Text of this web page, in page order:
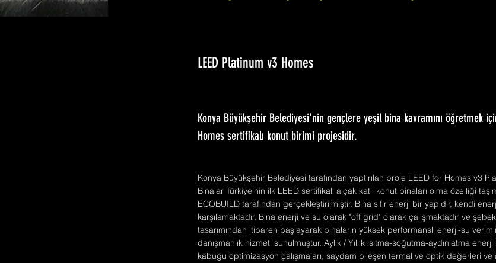
LEED Platinum v3 Homes
Konya Büyükşehir Belediyesi'nin gençlere yeşil bina kavramını öğretmek
Homes sertifikalı konut birimi projesidir.
Konya Büyükşehir Belediyesi tarafından yaptırılan proje LEED for Homes v3
Binalar Türkiye’nin ilk LEED sertifikalı alçak katlı konut binaları olma özelliği
ECOBUILD tarafından gerçekleştirilmiştir. Bina sıfır enerji bir yapıdır, kendi
karşılamaktadır. Bina enerji ve su olarak "off grid" olarak çalışmaktadır ve
tasarımından itibaren başlayarak binaların yüksek performanslı enerji-su
danışmanlık hizmeti sunulmuştur. Aylık / Yıllık ısıtma-soğutma-aydınlatma
kabuğu optimizasyon çalışmaları, saydam bileşen termal ve optik değerleri